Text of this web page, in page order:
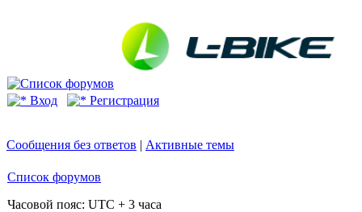
Вход Регистрация
Сообщения без ответов | Активные темы
Список форумов
Часовой пояс: UTC + 3 часа